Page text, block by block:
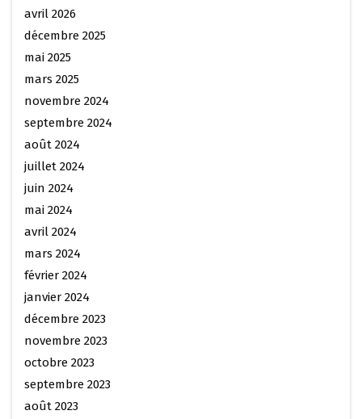
avril 2026
décembre 2025
mai 2025
mars 2025
novembre 2024
septembre 2024
août 2024
juillet 2024
juin 2024
mai 2024
avril 2024
mars 2024
février 2024
janvier 2024
décembre 2023
novembre 2023
octobre 2023
septembre 2023
août 2023